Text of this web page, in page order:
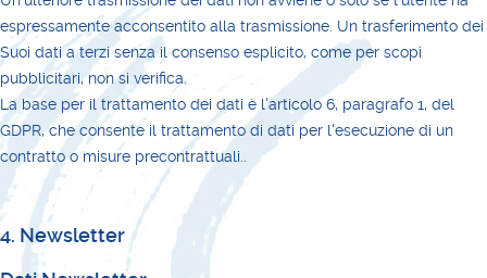
espressamente acconsentito alla trasmissione. Un trasferimento dei
Suoi dati a terzi senza il consenso esplicito, come per scopi
pubblicitari, non si verifica.
La base per il trattamento dei dati è l'articolo 6, paragrafo 1, del
GDPR, che consente il trattamento di dati per l'esecuzione di un
contratto o misure precontrattuali..
4. Newsletter